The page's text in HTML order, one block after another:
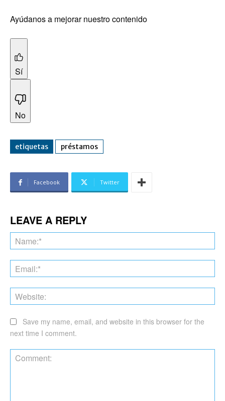
Ayúdanos a mejorar nuestro contenido
Sí
No
etiquetas préstamos
Facebook Twitter
LEAVE A REPLY
Save my name, email, and website in this browser for the
next time I comment.